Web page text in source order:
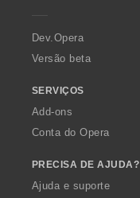
a
Dev.Opera
Versão beta
SERVIÇOS
Add-ons
Conta do Opera
PRECISA DE AJUDA?
Ajuda e suporte